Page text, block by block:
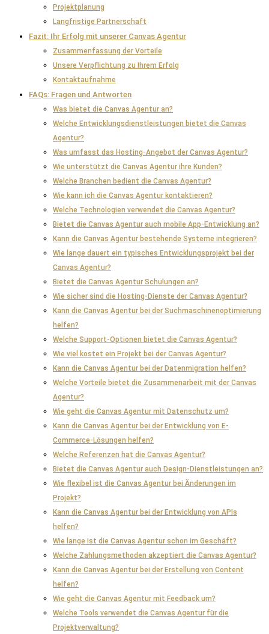
Projektplanung
Langfristige Partnerschaft
Fazit: Ihr Erfolg mit unserer Canvas Agentur
Zusammenfassung der Vorteile
Unsere Verpflichtung zu Ihrem Erfolg
Kontaktaufnahme
FAQs: Fragen und Antworten
Was bietet die Canvas Agentur an?
Welche Entwicklungsdienstleistungen bietet die Canvas
Agentur?
Was umfasst das Hosting-Angebot der Canvas Agentur?
Wie unterstützt die Canvas Agentur ihre Kunden?
Welche Branchen bedient die Canvas Agentur?
Wie kann ich die Canvas Agentur kontaktieren?
Welche Technologien verwendet die Canvas Agentur?
Bietet die Canvas Agentur auch mobile App-Entwicklung an?
Kann die Canvas Agentur bestehende Systeme integrieren?
Wie lange dauert ein typisches Entwicklungsprojekt bei der
Canvas Agentur?
Bietet die Canvas Agentur Schulungen an?
Wie sicher sind die Hosting-Dienste der Canvas Agentur?
Kann die Canvas Agentur bei der Suchmaschinenoptimierung
helfen?
Welche Support-Optionen bietet die Canvas Agentur?
Wie viel kostet ein Projekt bei der Canvas Agentur?
Kann die Canvas Agentur bei der Datenmigration helfen?
Welche Vorteile bietet die Zusammenarbeit mit der Canvas
Agentur?
Wie geht die Canvas Agentur mit Datenschutz um?
Kann die Canvas Agentur bei der Entwicklung von E-
Commerce-Lösungen helfen?
Welche Referenzen hat die Canvas Agentur?
Bietet die Canvas Agentur auch Design-Dienstleistungen an?
Wie flexibel ist die Canvas Agentur bei Änderungen im
Projekt?
Kann die Canvas Agentur bei der Entwicklung von APIs
helfen?
Wie lange ist die Canvas Agentur schon im Geschäft?
Welche Zahlungsmethoden akzeptiert die Canvas Agentur?
Kann die Canvas Agentur bei der Erstellung von Content
helfen?
Wie geht die Canvas Agentur mit Feedback um?
Welche Tools verwendet die Canvas Agentur für die
Projektverwaltung?